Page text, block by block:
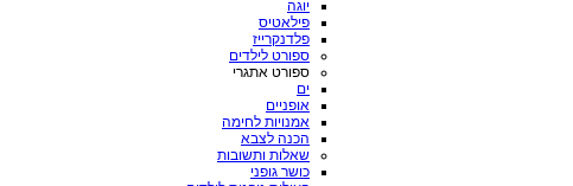
יוגה
פילאטיס
פלדנקרייז
ספורט לילדים
ספורט אתגרי
ים
אופניים
אמנויות לחימה
הכנה לצבא
שאלות ותשובות
כושר גופני